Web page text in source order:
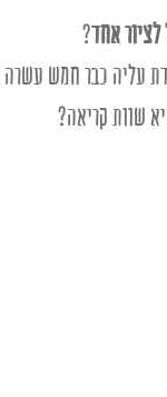
לציור אחד?
עליה כבר חמש
שוות קריאה?